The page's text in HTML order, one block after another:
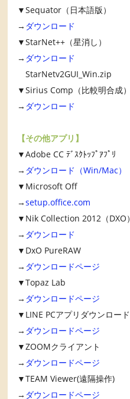
▼Sequator（日本語版）
→ ダウンロード
▼StarNet++（星消し）
→ ダウンロード
StarNetv2GUI_Win.zip
▼Sirius Comp（比較明合成）
→ ダウンロード
【その他アプリ】
▼Adobe CC ﾃﾞｽｸﾄｯﾌﾟｱﾌﾟﾘ
→ ダウンロード（Win/Mac）
▼Microsoft Off
→setup.office.com
▼Nik Collection 2012（DXO）
→ ダウンロード
▼DxO PureRAW
→ ダウンロードページ
▼Topaz Lab
→ ダウンロードページ
▼LINE PCアプリダウンロード
→ ダウンロードページ
▼ZOOMクライアント
→ ダウンロードページ
▼TEAM Viewer(遠隔操作)
→ ダウンロードページ